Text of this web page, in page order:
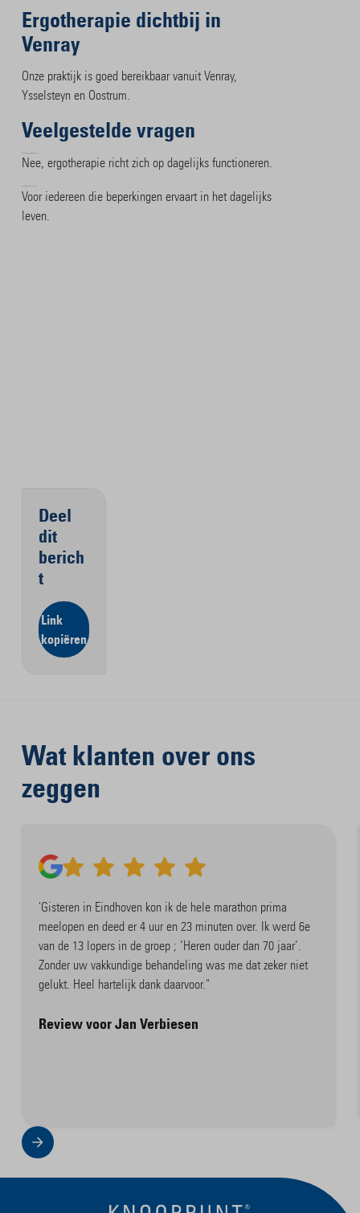
Ergotherapie dichtbij in
Venray
Onze praktijk is goed bereikbaar vanuit Venray,
Ysselsteyn en Oostrum.
Veelgestelde vragen
Nee, ergotherapie richt zich op dagelijks functioneren.
Voor iedereen die beperkingen ervaart in het dagelijks
leven.
Deel
dit
berich
t
Link
kopiëren
Wat klanten over ons
zeggen
'Gisteren in Eindhoven kon ik de hele marathon prima
meelopen en deed er 4 uur en 23 minuten over. Ik werd 6e
van de 13 lopers in de groep ; ‘Heren ouder dan 70 jaar’.
Zonder uw vakkundige behandeling was me dat zeker niet
gelukt. Heel hartelijk dank daarvoor."
Review voor Jan Verbiesen